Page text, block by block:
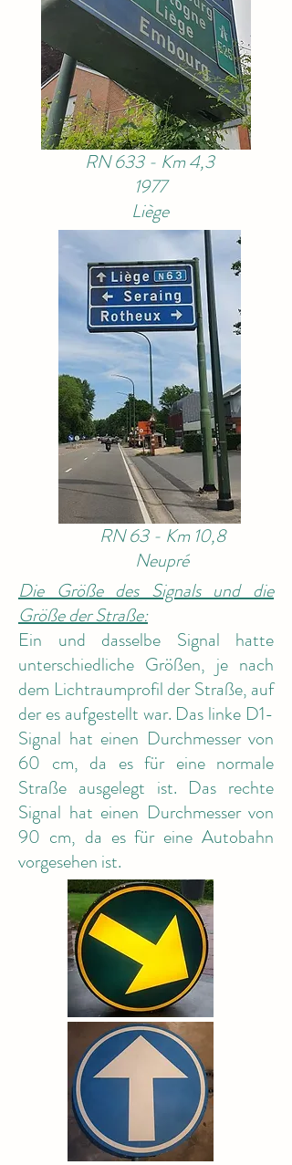
RN 633 - Km 4,3
1977
Liège
RN 63 - Km 10,8
Neupré
Die Größe des Signals und die
Größe der Straße:
Ein und dasselbe Signal hatte
unterschiedliche Größen, je nach
dem Lichtraumprofil der Straße, auf
der es aufgestellt war. Das linke D1-
Signal hat einen Durchmesser von
60 cm, da es für eine normale
Straße ausgelegt ist. Das rechte
Signal hat einen Durchmesser von
90 cm, da es für eine Autobahn
vorgesehen ist.